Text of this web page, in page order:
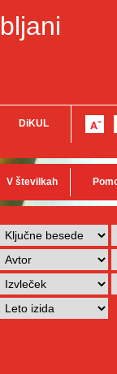
DiKUL
V številkah